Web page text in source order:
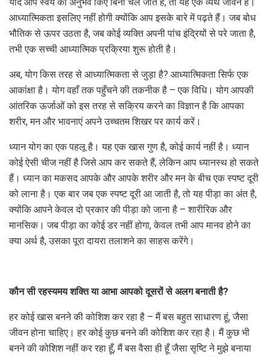
आध्यात्मिकता इसलिए नहीं होगी क्योंकि आप इसके बारे में पढ़ते हैं। जब बोध
भौतिक से ऊपर उठता है, जब कोई व्यक्ति अपनी पांच इंद्रियों से परे जाता है,
तभी एक सच्ची आध्यात्मिक प्रक्रिया शुरू होती है।
अब, योग किस तरह से आध्यात्मिकता से जुड़ा है? आध्यात्मिकता सिर्फ एक
आकांक्षा है। योग वहाँ तक पहुँचने की तकनीक है – एक विधि। योग आपकी
आंतरिक ऊर्जाओं को इस तरह से सक्रिय करने का विज्ञान है कि आपका
शरीर, मन और भावनाएं अपने उच्चतम शिखर पर कार्य करें।
ध्यान योग का एक पहलू है। यह एक खास गुण है, कोई कार्य नहीं है। ध्यान
कोई ऐसी चीज नहीं है जिसे आप कर सकते हैं, लेकिन आप ध्यानस्थ हो सकते
हैं। ध्यान का मकसद आपके और आपके शरीर और मन के बीच एक स्पष्ट दूरी
को लाना है। एक बार जब एक स्पष्ट दूरी आ जाती है, तो यह पीड़ा का अंत है,
क्योंकि आपने केवल दो प्रकार की पीड़ा को जाना है – शारीरिक और
मानसिक। जब पीड़ा का कोई डर नहीं होगा, केवल तभी आप मानव होने का
क्या अर्थ है, उसका पूरा दायरा तलाशने का साहस करेंगे।
कौन सी रहस्यमय शक्ति या आभा आपको दूसरों से अलग बनाती है?
हर कोई खास बनने की कोशिश कर रहा है – मैं बस बहुत साधारण हूं, जैसा
जीवन होना चाहिए। हर कोई कुछ बनने की कोशिश कर रहा है। मैं कुछ भी
बनने की कोशिश नहीं कर रहा हूँ, मैं बस वैसा ही हूँ जैसा सृष्टि ने मुझे बनाया